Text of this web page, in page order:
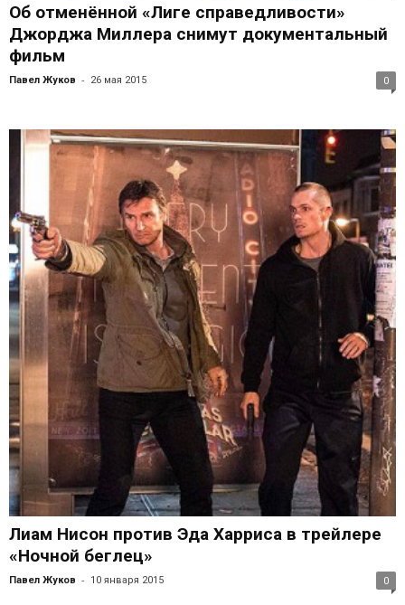
Об отменённой «Лиге справедливости»
Джорджа Миллера снимут документальный
фильм
Павел Жуков - 26 мая 2015 0
Лиам Нисон против Эда Харриса в трейлере
«Ночной беглец»
Павел Жуков - 10 января 2015 0